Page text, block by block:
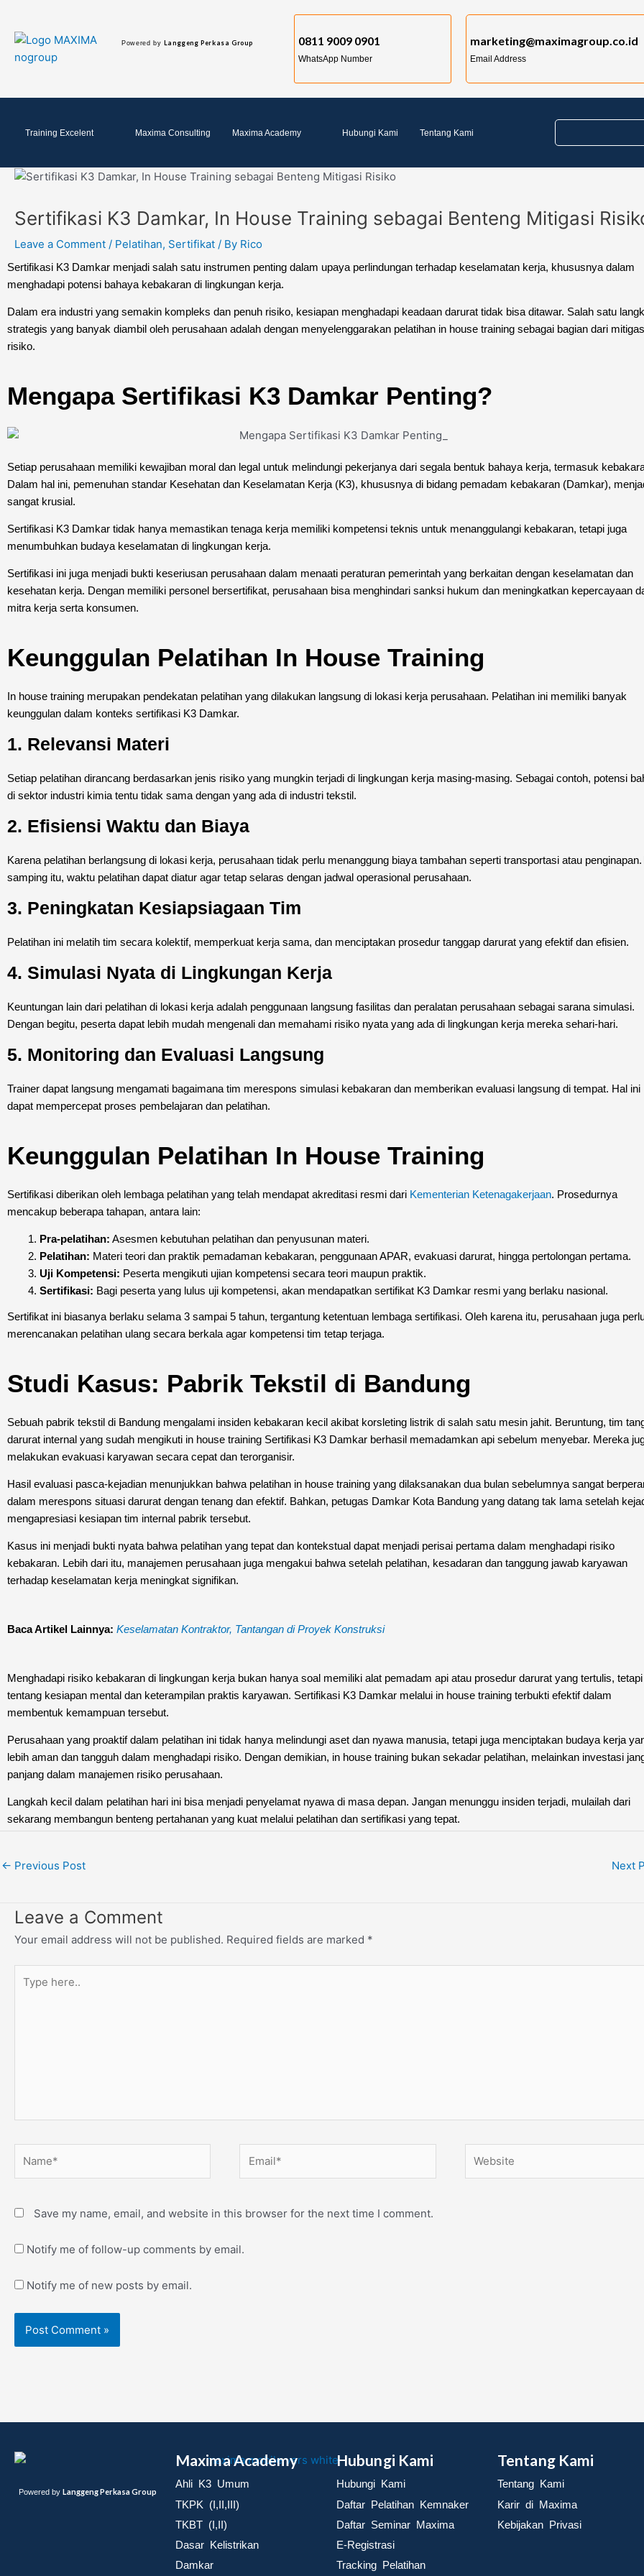
content
Powered by Langgeng Perkasa Group 0811 9009 0901
WhatsApp Number
marketing@maximagroup.co.id
Email Address
Training Excelent Maxima Consulting Maxima Academy Hubungi Kami Tentang Kami
Sertifikasi K3 Damkar, In House Training sebagai Benteng Mitigasi
Leave a Comment / Pelatihan, Sertifikat / By Rico
Sertifikasi K3 Damkar menjadi salah satu instrumen penting dalam upaya perlindungan terhadap keselamatan kerja, khususnya dalam
menghadapi potensi bahaya kebakaran di lingkungan kerja.
Dalam era industri yang semakin kompleks dan penuh risiko, kesiapan menghadapi keadaan darurat tidak bisa ditawar. Salah satu
strategis yang banyak diambil oleh perusahaan adalah dengan menyelenggarakan pelatihan in house training sebagai bagian dari
risiko.
Mengapa Sertifikasi K3 Damkar Penting?
Setiap perusahaan memiliki kewajiban moral dan legal untuk melindungi pekerjanya dari segala bentuk bahaya kerja, termasuk
Dalam hal ini, pemenuhan standar Kesehatan dan Keselamatan Kerja (K3), khususnya di bidang pemadam kebakaran (Damkar),
sangat krusial.
Sertifikasi K3 Damkar tidak hanya memastikan tenaga kerja memiliki kompetensi teknis untuk menanggulangi kebakaran, tetapi juga
menumbuhkan budaya keselamatan di lingkungan kerja.
Sertifikasi ini juga menjadi bukti keseriusan perusahaan dalam menaati peraturan pemerintah yang berkaitan dengan keselamatan dan
kesehatan kerja. Dengan memiliki personel bersertifikat, perusahaan bisa menghindari sanksi hukum dan meningkatkan kepercayaan
mitra kerja serta konsumen.
Keunggulan Pelatihan In House Training
In house training merupakan pendekatan pelatihan yang dilakukan langsung di lokasi kerja perusahaan. Pelatihan ini memiliki banyak
keunggulan dalam konteks sertifikasi K3 Damkar.
1. Relevansi Materi
Setiap pelatihan dirancang berdasarkan jenis risiko yang mungkin terjadi di lingkungan kerja masing-masing. Sebagai contoh, potensi
di sektor industri kimia tentu tidak sama dengan yang ada di industri tekstil.
2. Efisiensi Waktu dan Biaya
Karena pelatihan berlangsung di lokasi kerja, perusahaan tidak perlu menanggung biaya tambahan seperti transportasi atau
samping itu, waktu pelatihan dapat diatur agar tetap selaras dengan jadwal operasional perusahaan.
3. Peningkatan Kesiapsiagaan Tim
Pelatihan ini melatih tim secara kolektif, memperkuat kerja sama, dan menciptakan prosedur tanggap darurat yang efektif dan efisien.
4. Simulasi Nyata di Lingkungan Kerja
Keuntungan lain dari pelatihan di lokasi kerja adalah penggunaan langsung fasilitas dan peralatan perusahaan sebagai sarana simulasi.
Dengan begitu, peserta dapat lebih mudah mengenali dan memahami risiko nyata yang ada di lingkungan kerja mereka sehari-hari.
5. Monitoring dan Evaluasi Langsung
Trainer dapat langsung mengamati bagaimana tim merespons simulasi kebakaran dan memberikan evaluasi langsung di tempat. Hal ini
dapat mempercepat proses pembelajaran dan pelatihan.
Keunggulan Pelatihan In House Training
Sertifikasi diberikan oleh lembaga pelatihan yang telah mendapat akreditasi resmi dari Kementerian Ketenagakerjaan. Prosedurnya
mencakup beberapa tahapan, antara lain:
Pra-pelatihan: Asesmen kebutuhan pelatihan dan penyusunan materi.
Pelatihan: Materi teori dan praktik pemadaman kebakaran, penggunaan APAR, evakuasi darurat, hingga pertolongan pertama.
Uji Kompetensi: Peserta mengikuti ujian kompetensi secara teori maupun praktik.
Sertifikasi: Bagi peserta yang lulus uji kompetensi, akan mendapatkan sertifikat K3 Damkar resmi yang berlaku nasional.
Sertifikat ini biasanya berlaku selama 3 sampai 5 tahun, tergantung ketentuan lembaga sertifikasi. Oleh karena itu, perusahaan juga
merencanakan pelatihan ulang secara berkala agar kompetensi tim tetap terjaga.
Studi Kasus: Pabrik Tekstil di Bandung
Sebuah pabrik tekstil di Bandung mengalami insiden kebakaran kecil akibat korsleting listrik di salah satu mesin jahit. Beruntung, tim
darurat internal yang sudah mengikuti in house training Sertifikasi K3 Damkar berhasil memadamkan api sebelum menyebar. Mereka
melakukan evakuasi karyawan secara cepat dan terorganisir.
Hasil evaluasi pasca-kejadian menunjukkan bahwa pelatihan in house training yang dilaksanakan dua bulan sebelumnya sangat
dalam merespons situasi darurat dengan tenang dan efektif. Bahkan, petugas Damkar Kota Bandung yang datang tak lama setelah
mengapresiasi kesiapan tim internal pabrik tersebut.
Kasus ini menjadi bukti nyata bahwa pelatihan yang tepat dan kontekstual dapat menjadi perisai pertama dalam menghadapi risiko
kebakaran. Lebih dari itu, manajemen perusahaan juga mengakui bahwa setelah pelatihan, kesadaran dan tanggung jawab karyawan
terhadap keselamatan kerja meningkat signifikan.
Baca Artikel Lainnya: Keselamatan Kontraktor, Tantangan di Proyek Konstruksi
Menghadapi risiko kebakaran di lingkungan kerja bukan hanya soal memiliki alat pemadam api atau prosedur darurat yang tertulis, tetapi
tentang kesiapan mental dan keterampilan praktis karyawan. Sertifikasi K3 Damkar melalui in house training terbukti efektif dalam
membentuk kemampuan tersebut.
Perusahaan yang proaktif dalam pelatihan ini tidak hanya melindungi aset dan nyawa manusia, tetapi juga menciptakan budaya kerja
lebih aman dan tangguh dalam menghadapi risiko. Dengan demikian, in house training bukan sekadar pelatihan, melainkan investasi
panjang dalam manajemen risiko perusahaan.
Langkah kecil dalam pelatihan hari ini bisa menjadi penyelamat nyawa di masa depan. Jangan menunggu insiden terjadi, mulailah dari
sekarang membangun benteng pertahanan yang kuat melalui pelatihan dan sertifikasi yang tepat.
← Previous Post Next
Leave a Comment
Your email address will not be published. Required fields are marked *
here..
Save my name, email, and website in this browser for the next time I comment.
Notify me of follow-up comments by email.
Notify me of new posts by email.
Powered by Langgeng Perkasa Group
Maxima Academy
Ahli K3 Umum
TKPK (I,II,III)
TKBT (I,II)
Dasar Kelistrikan
Damkar
Hubungi Kami
Hubungi Kami
Daftar Pelatihan Kemnaker
Daftar Seminar Maxima
E-Registrasi
Tracking Pelatihan
Tentang Kami
Tentang Kami
Karir di Maxima
Kebijakan Privasi